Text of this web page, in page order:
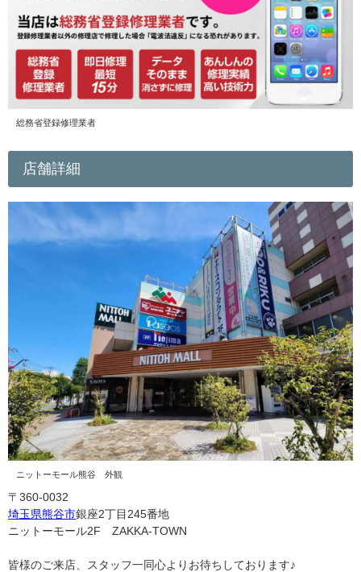
総務省登録修理業者
店舗詳細
ニットーモール熊谷 外観
〒360-0032
埼玉県熊谷市銀座2丁目245番地
ニットーモール2F ZAKKA-TOWN
皆様のご来店、スタッフ一同心よりお待ちしております♪